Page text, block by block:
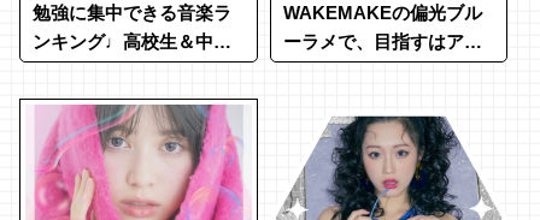
勉強に集中できる音楽ラ
ンキング♩高校生＆中学
介
WAKEMAKEの偏光ブル
ーラメで、目指すはアイ